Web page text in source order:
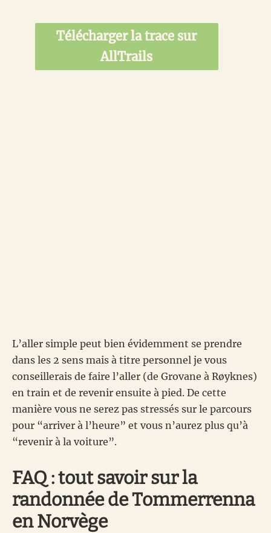
Télécharger la trace sur
AllTrails
L’aller simple peut bien évidemment se prendre
dans les 2 sens mais à titre personnel je vous
conseillerais de faire l’aller (de Grovane à Røyknes)
en train et de revenir ensuite à pied. De cette
manière vous ne serez pas stressés sur le parcours
pour “arriver à l’heure” et vous n’aurez plus qu’à
“revenir à la voiture”.
FAQ : tout savoir sur la
randonnée de Tommerrenna
en Norvège